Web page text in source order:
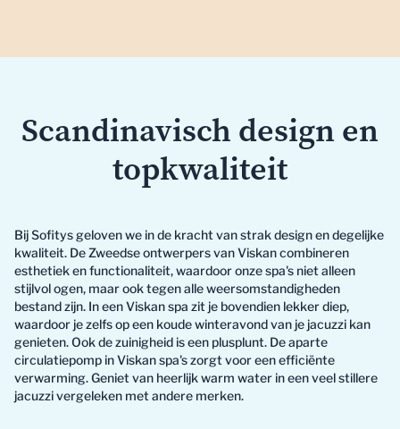
Scandinavisch design en
topkwaliteit
Bij Sofitys geloven we in de kracht van strak design en degelijke
kwaliteit. De Zweedse ontwerpers van Viskan combineren
esthetiek en functionaliteit, waardoor onze spa's niet alleen
stijlvol ogen, maar ook tegen alle weersomstandigheden
bestand zijn. In een Viskan spa zit je bovendien lekker diep,
waardoor je zelfs op een koude winteravond van je jacuzzi kan
genieten. Ook de zuinigheid is een plusplunt. De aparte
circulatiepomp in Viskan spa's zorgt voor een efficiënte
verwarming. Geniet van heerlijk warm water in een veel stillere
jacuzzi vergeleken met andere merken.